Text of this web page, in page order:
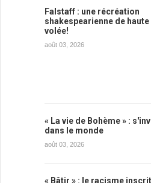
Falstaff : une récréation
shakespearienne de haute
volée!
août 03, 2026
« La vie de Bohème » :
dans le monde
août 03, 2026
« Bâtir » : le racisme